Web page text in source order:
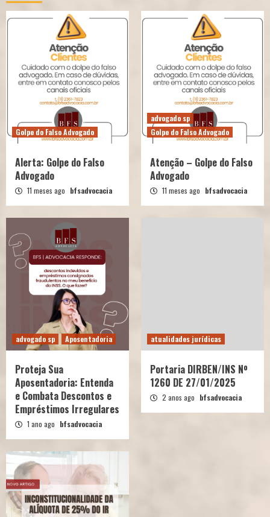
Golpe do Falso Advogado
Alerta: Golpe do Falso
Advogado
11 meses ago bfsadvocacia
advogado sp
Golpe do Falso Advogado
Atenção – Golpe do Falso
Advogado
11 meses ago bfsadvocacia
advogado sp Aposentadoria
Proteja Sua
Aposentadoria: Entenda
e Combata Descontos e
Empréstimos Irregulares
1 ano ago bfsadvocacia
atualidades jurídicas
Portaria DIRBEN/INS Nº
1260 DE 27/01/2025
2 anos ago bfsadvocacia